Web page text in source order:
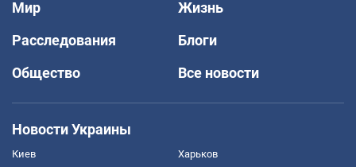
Мир
Жизнь
Расследования
Блоги
Общество
Все новости
Новости Украины
Киев Харьков